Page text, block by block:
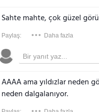
Sahte mahte, çok güzel
Paylaş: Daha fazla
AAAA ama yıldızlar neden
neden dalgalanıyor.